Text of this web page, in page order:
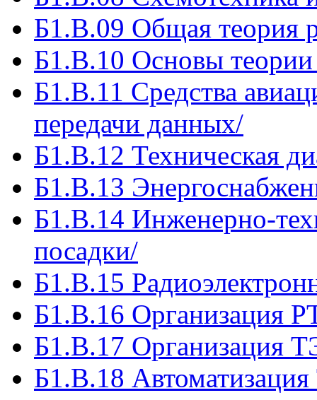
Б1.В.09 Общая теория
Б1.В.10 Основы теории
Б1.В.11 Средства
передачи данных/
Б1.В.12 Техническая
Б1.В.13
Б1.В.14 Инженерно-
посадки/
Б1.В.15
Б1.В.16 Организация
Б1.В.17 Организация
Б1.В.18